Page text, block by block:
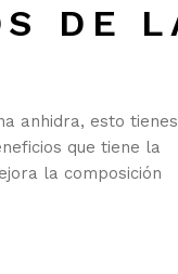
DE
anhidra, esto
que tiene la
la composición